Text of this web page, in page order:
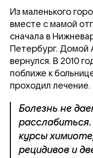
Из маленького
вместе с мамой
сначала в
Петербург. Домой
вернулся. В 2010
поближе к
проходил лечение.
Болезнь не
курсы
рецидивов и